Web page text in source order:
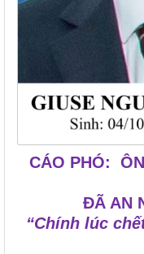
CÁO PHÓ:
ĐÃ AN
“Chính lúc